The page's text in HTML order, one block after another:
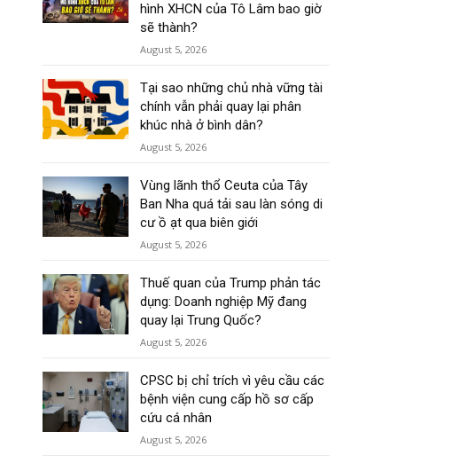
hình XHCN của Tô Lâm bao giờ
sẽ thành?
August 5, 2026
Tại sao những chủ nhà vững tài
chính vẫn phải quay lại phân
khúc nhà ở bình dân?
August 5, 2026
Vùng lãnh thổ Ceuta của Tây
Ban Nha quá tải sau làn sóng di
cư ồ ạt qua biên giới
August 5, 2026
Thuế quan của Trump phản tác
dụng: Doanh nghiệp Mỹ đang
quay lại Trung Quốc?
August 5, 2026
CPSC bị chỉ trích vì yêu cầu các
bệnh viện cung cấp hồ sơ cấp
cứu cá nhân
August 5, 2026